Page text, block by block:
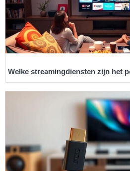
Welke streamingdiensten zijn het